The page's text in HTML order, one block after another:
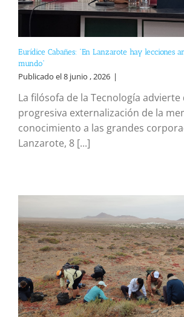
Eurídice Cabañes: “En Lanzarote hay lecciones
mundo”
Publicado el 8 junio , 2026 |
La filósofa de la Tecnología advierte
progresiva externalización de la
conocimiento a las grandes
Lanzarote, 8 [...]